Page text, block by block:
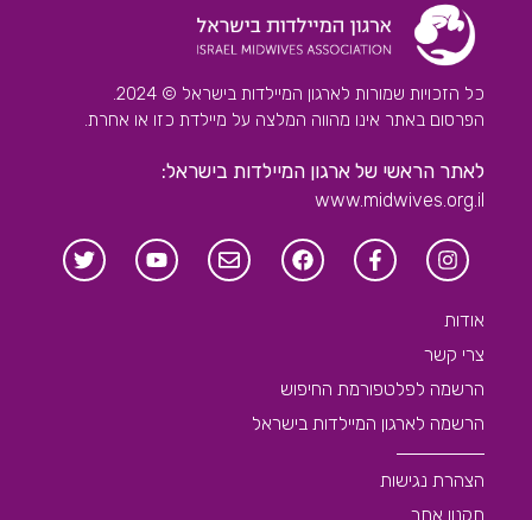
כל הזכויות שמורות לארגון המיילדות בישראל © 2024.
הפרסום באתר אינו מהווה המלצה על מיילדת כזו או אחרת.
לאתר הראשי של ארגון המיילדות בישראל:
www.midwives.org.il
אודות
צרי קשר
הרשמה לפלטפורמת החיפוש
הרשמה לארגון המיילדות בישראל
הצהרת נגישות
תקנון אתר